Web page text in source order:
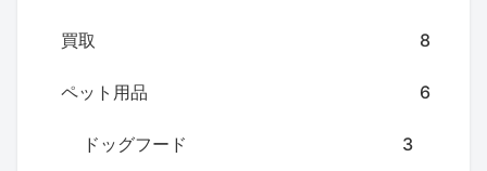
買取 8
ペット用品 6
ドッグフード 3